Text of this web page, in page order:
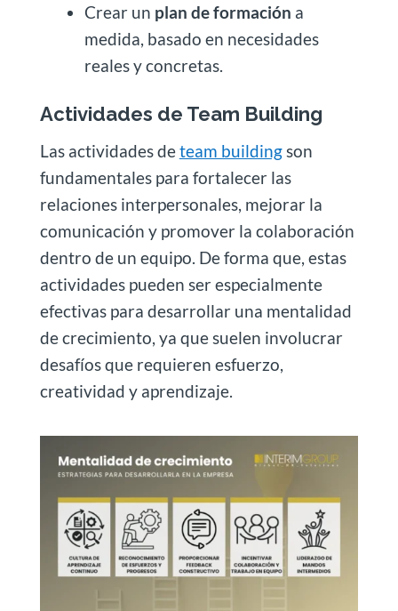
Crear un plan de formación a
medida, basado en necesidades
reales y concretas.
Actividades de Team Building
Las actividades deteam buildingson
fundamentales para fortalecer las
relaciones interpersonales, mejorar la
comunicación y promover la colaboración
dentro de un equipo. De forma que, estas
actividades pueden ser especialmente
efectivas para desarrollar una mentalidad
de crecimiento, ya que suelen involucrar
desafíos que requieren esfuerzo,
creatividad y aprendizaje.